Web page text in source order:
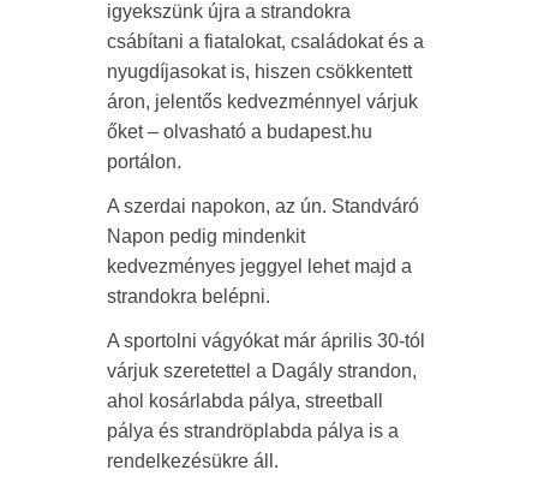
igyekszünk újra a strandokra
csábítani a fiatalokat, családokat és a
nyugdíjasokat is, hiszen csökkentett
áron, jelentős kedvezménnyel várjuk
őket – olvasható a budapest.hu
portálon.
A szerdai napokon, az ún. Standváró
Napon pedig mindenkit
kedvezményes jeggyel lehet majd a
strandokra belépni.
A sportolni vágyókat már április 30-tól
várjuk szeretettel a Dagály strandon,
ahol kosárlabda pálya, streetball
pálya és strandröplabda pálya is a
rendelkezésükre áll.